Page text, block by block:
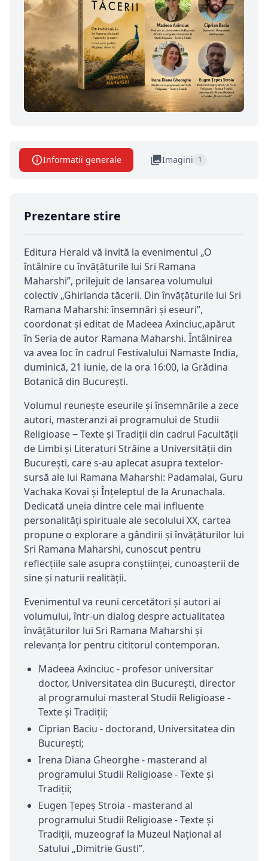
Informatii generale Imagini 1
Prezentare stire
Editura Herald vă invită la evenimentul „O
întâlnire cu învățăturile lui Sri Ramana
Maharshi”, prilejuit de lansarea volumului
colectiv „Ghirlanda tăcerii. Din învățăturile lui Sri
Ramana Maharshi: însemnări și eseuri”,
coordonat și editat de Madeea Axinciuc,apărut
în Seria de autor Ramana Maharshi. Întâlnirea
va avea loc în cadrul Festivalului Namaste India,
duminică, 21 iunie, de la ora 16:00, la Grădina
Botanică din București.
Volumul reunește eseurile și însemnările a zece
autori, masteranzi ai programului de Studii
Religioase − Texte și Tradiții din cadrul Facultății
de Limbi și Literaturi Străine a Universității din
București, care s-au aplecat asupra textelor-
sursă ale lui Ramana Maharshi: Padamalai, Guru
Vachaka Kovai și Înțeleptul de la Arunachala.
Dedicată uneia dintre cele mai influente
personalități spirituale ale secolului XX, cartea
propune o explorare a gândirii și învățăturilor lui
Sri Ramana Maharshi, cunoscut pentru
reflecțiile sale asupra conștiinței, cunoașterii de
sine și naturii realității.
Evenimentul va reuni cercetători și autori ai
volumului, într-un dialog despre actualitatea
învățăturilor lui Sri Ramana Maharshi și
relevanța lor pentru cititorul contemporan.
Madeea Axinciuc - profesor universitar
doctor, Universitatea din București, director
al programului masteral Studii Religioase -
Texte și Tradiții;
Ciprian Baciu - doctorand, Universitatea din
București;
Irena Diana Gheorghe - masterand al
programului Studii Religioase - Texte și
Tradiții;
Eugen Țepeș Stroia - masterand al
programului Studii Religioase - Texte și
Tradiții, muzeograf la Muzeul Național al
Satului „Dimitrie Gusti”.